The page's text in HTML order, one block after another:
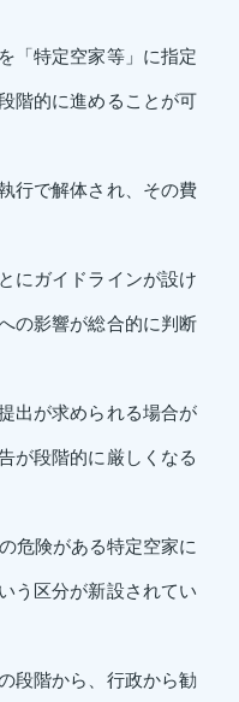
「特定空家等」に指定
階的に進めることが可
行で解体され、その費
にガイドラインが設け
の影響が総合的に判断
出が求められる場合が
が段階的に厳しくなる
危険がある特定空家に
う区分が新設されてい
段階から、行政から勧